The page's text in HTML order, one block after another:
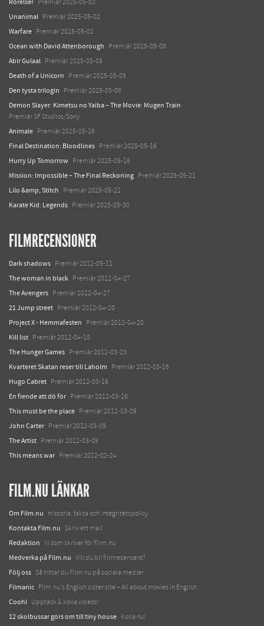
Rörelser Premiär 2025-05-02
Unanimal Premiär 2025-05-02
Warfare Premiär 2025-05-02
Ocean with David Attenborough Premiär 2025-05-08
Abir Gulaal Premiär 2025-05-09
Death of a Unicorn Premiär 2025-05-09
Den tysta trilogin Premiär 2025-05-09
Demon Slayer: Kimetsu no Yaiba – The Movie: Mugen Train
Premiär SF Studios/Sony
Animale Premiär 2025-05-16
Final Destination: Bloodlines Premiär 2025-05-16
Hurry Up Tomorrow Premiär 2025-05-16
Mission: Impossible – The Final Reckoning Premiär 2025-05-21
Lilo &amp; Stitch Premiär 2025-05-21
Karate Kid: Legends Premiär 2025-05-30
FILMRECENSIONER
Dark shadows Premiär 2012-05-11
The woman in black Premiär 2012-04-27
The Avengers Premiär 2012-04-27
21 Jump street Premiär 2012-04-20
Project X - Hemmafesten Premiär 2012-04-20
Kill list Premiär 2012-04-18
The Hunger Games Premiär 2012-03-23
Kvarteret Skatan reser till Laholm Premiär 2012-03-16
Hugo Cabret Premiär 2012-03-16
En fiende att dö för Premiär 2012-03-16
This must be the place Premiär 2012-03-09
John Carter Premiär 2012-03-09
The Artist Premiär 2012-03-09
This means war Premiär 2012-02-24
FILM.NU LÄNKAR
Om Film.nu Historia, fakta och integritetspolicy
Kontakta Film.nu Skriv ett mail
Redaktion Vi som skriver för Film.nu
Medverka på Film.nu Vill du bli filmrecensent?
Följ oss Så hittar du Film.nu på sociala medier
Filmanic Film.nu's English sister site – All about movies in English
Coohl Upptäck & kolla videos!
12 skolbussar görs om till tiny house Kolla nu!